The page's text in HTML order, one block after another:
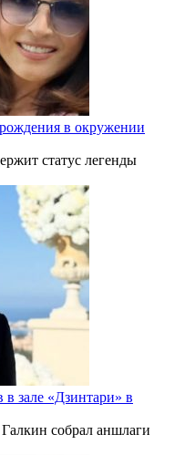
в окружении
статус легенды
зале «Дзинтари» в
собрал аншлаги